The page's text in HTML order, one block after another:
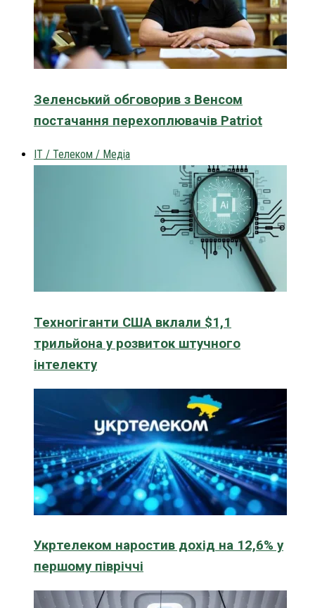
Зеленський обговорив з Венсом
постачання перехоплювачів Patriot
IT / Телеком / Медіа
Техногіганти США вклали $1,1
трильйона у розвиток штучного
інтелекту
Укртелеком наростив дохід на 12,6% у
першому півріччі